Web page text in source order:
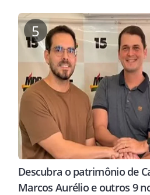
5
Descubra o patrimônio de
Marcos Aurélio e outros 9